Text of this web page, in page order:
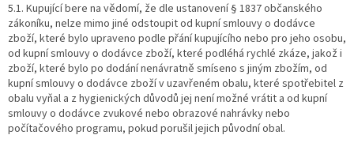
5.1. Kupující bere na vědomí, že dle ustanovení § 1837 občanského
zákoníku, nelze mimo jiné odstoupit od kupní smlouvy o dodávce
zboží, které bylo upraveno podle přání kupujícího nebo pro jeho osobu,
od kupní smlouvy o dodávce zboží, které podléhá rychlé zkáze, jakož i
zboží, které bylo po dodání nenávratně smíseno s jiným zbožím, od
kupní smlouvy o dodávce zboží v uzavřeném obalu, které spotřebitel z
obalu vyňal a z hygienických důvodů jej není možné vrátit a od kupní
smlouvy o dodávce zvukové nebo obrazové nahrávky nebo
počítačového programu, pokud porušil jejich původní obal.